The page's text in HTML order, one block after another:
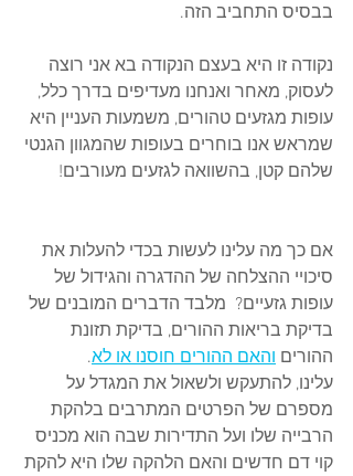
בבסיס התחביב הזה.
נקודה זו היא בעצם הנקודה בא אני רוצה
לעסוק, מאחר ואנחנו מעדיפים בדרך כלל,
עופות מגזעים טהורים, משמעות העניין היא
שמראש אנו בוחרים בעופות שהמגוון הגנטי
שלהם קטן, בהשוואה לגזעים מעורבים!
אם כך מה עלינו לעשות בכדי להעלות את
סיכויי ההצלחה של ההדגרה והגידול של
עופות גזעיים?  מלבד הדברים המובנים של
בדיקת בריאות ההורים, בדיקת תזונת
ההורים והאם ההורים חוסנו או לא.
עלינו, להתעקש ולשאול את המגדל על
מספרם של הפרטים המתרבים בלהקת
הרבייה שלו ועל התדירות שבה הוא מכניס
קוי דם חדשים והאם הלהקה שלו היא להקת